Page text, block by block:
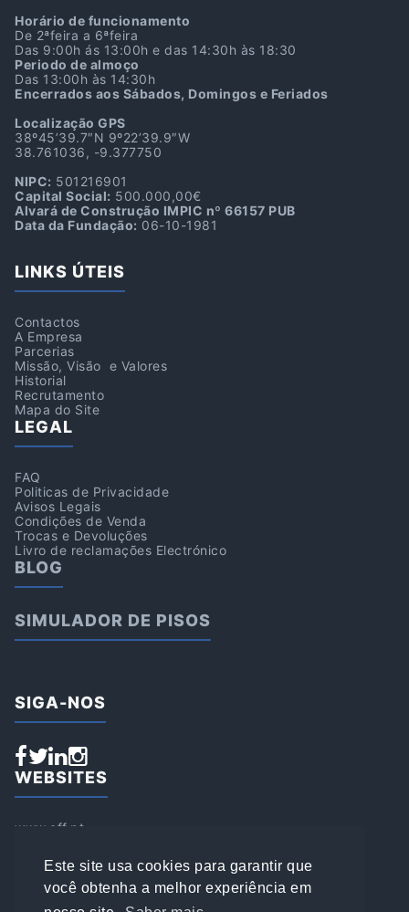
Este site usa cookies para garantir que
você obtenha a melhor experiência em
Horário de funcionamento
De 2ªfeira a 6ªfeira
Das 9:00h ás 13:00h e das 14:30h às 18:30
Periodo de almoço
Das 13:00h às 14:30h
Encerrados aos Sábados, Domingos e Feriados
Localização GPS
38º45’39.7″N 9º22’39.9″W
38.761036, -9.377750
NIPC: 501216901
Capital Social: 500.000,00€
Alvará de Construção IMPIC nº 66157 PUB
Data da Fundação: 06-10-1981
LINKS ÚTEIS
Contactos
A Empresa
Parcerias
Missão, Visão e Valores
Historial
Recrutamento
Mapa do Site
LEGAL
FAQ
Politicas de Privacidade
Avisos Legais
Condições de Venda
Trocas e Devoluções
Livro de reclamações Electrónico
BLOG
SIMULADOR DE PISOS
SIGA-NOS
WEBSITES
www.aff.pt
www.loja.affsports.pt
PESQUISAR